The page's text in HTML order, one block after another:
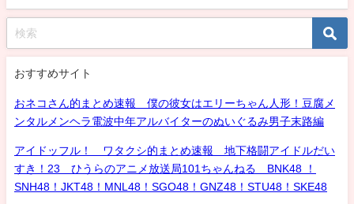
おすすめサイト
おネコさん的まとめ速報 僕の彼女はエリーちゃん人形！豆腐メ
ンタルメンヘラ電波中年アルバイターのぬいぐるみ男子末路編
アイドッフル！ ワタクシ的まとめ速報 地下格闘アイドルだい
すき！23 ひうらのアニメ放送局101ちゃんねる BNK48 ！
SNH48！JKT48！MNL48！SGO48！GNZ48！STU48！SKE48